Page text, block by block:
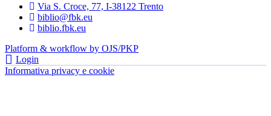
Via S. Croce, 77, I-38122 Trento
biblio@fbk.eu
biblio.fbk.eu
Platform & workflow by OJS/PKP
Login
Informativa privacy e cookie